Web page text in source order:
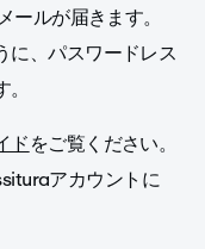
ルが届きます。
に、パスワードレス
ドをご覧ください。
アカウントに